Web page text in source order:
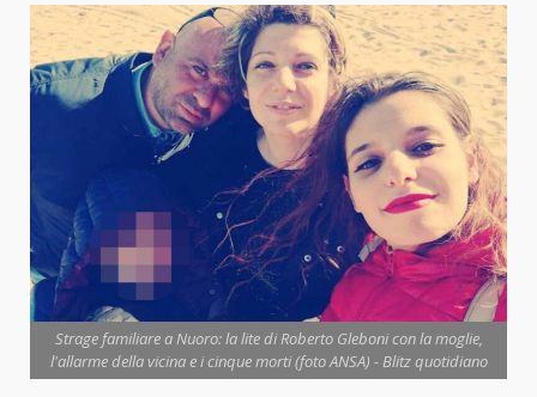
Strage familiare a Nuoro: la lite di Roberto Gleboni con la moglie,
l'allarme della vicina e i cinque morti (foto ANSA) - Blitz quotidiano